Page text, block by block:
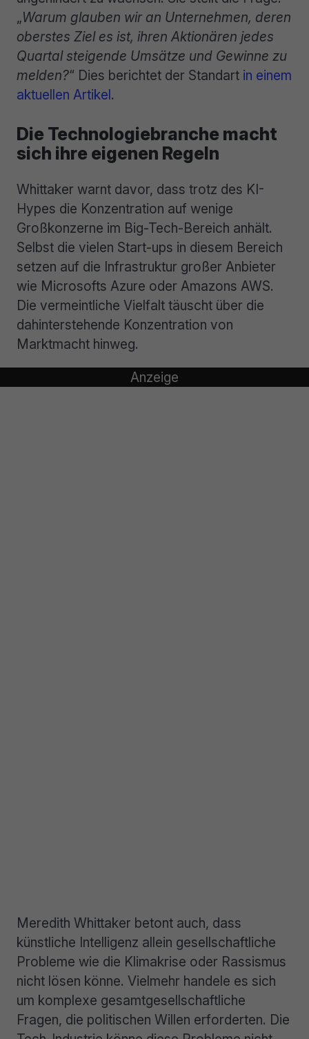
„Warum glauben wir an Unternehmen, deren
oberstes Ziel es ist, ihren Aktionären jedes
Quartal steigende Umsätze und Gewinne zu
melden?“ Dies berichtet der Standart in einem
aktuellen Artikel.
Die Technologiebranche macht
sich ihre eigenen Regeln
Whittaker warnt davor, dass trotz des KI-
Hypes die Konzentration auf wenige
Großkonzerne im Big-Tech-Bereich anhält.
Selbst die vielen Start-ups in diesem Bereich
setzen auf die Infrastruktur großer Anbieter
wie Microsofts Azure oder Amazons AWS.
Die vermeintliche Vielfalt täuscht über die
dahinterstehende Konzentration von
Marktmacht hinweg.
Meredith Whittaker betont auch, dass
künstliche Intelligenz allein gesellschaftliche
Probleme wie die Klimakrise oder Rassismus
nicht lösen könne. Vielmehr handele es sich
um komplexe gesamtgesellschaftliche
Fragen, die politischen Willen erforderten. Die